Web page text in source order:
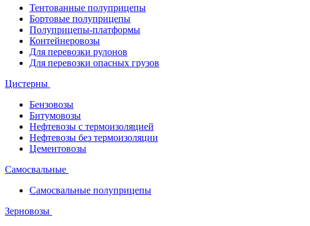
Тентованные полуприцепы
Бортовые полуприцепы
Полуприцепы-платформы
Контейнеровозы
Для перевозки рулонов
Для перевозки опасных грузов
Цистерны
Бензовозы
Битумовозы
Нефтевозы с термоизоляцией
Нефтевозы без термоизоляции
Цементовозы
Самосвальные
Самосвальные полуприцепы
Зерновозы